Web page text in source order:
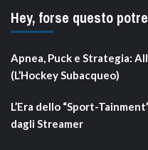
Hey, forse questo
Apnea, Puck e Strategia:
(L’Hockey Subacqueo)
L’Era dello “Sport-
dagli Streamer